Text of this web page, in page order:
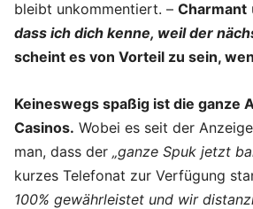
bleibt unkommentiert. – Charmant
dass ich dich kenne, weil der
scheint es von Vorteil zu sein,
Keineswegs spaßig ist die ganze
Casinos. Wobei es seit der
man, dass der „ganze Spuk jetzt
kurzes Telefonat zur Verfügung
100% gewährleistet und wir